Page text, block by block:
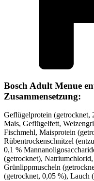
Bosch Adult Menue
Zusammensetzung:
Geflügelprotein (getrocknet,
Mais, Geflügelfett,
Fischmehl, Maisprotein
Rübentrockenschnitzel
0,1 %
(getrocknet),
Grünlippmuscheln
(getrocknet, 0,05 %), Lauch